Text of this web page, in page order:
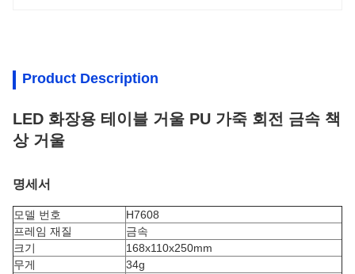
Product Description
LED 화장용 테이블 거울 PU 가죽 회전 금속 책
상 거울
명세서
모델 번호
H7608
프레임 재질
금속
크기
168x110x250mm
무게
34g